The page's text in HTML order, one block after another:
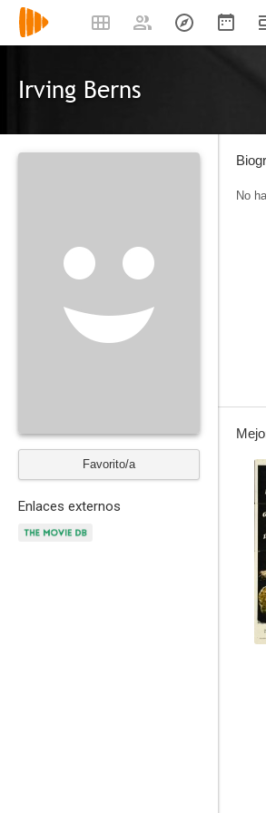
Irving Berns
Favorito/a
Enlaces externos
No